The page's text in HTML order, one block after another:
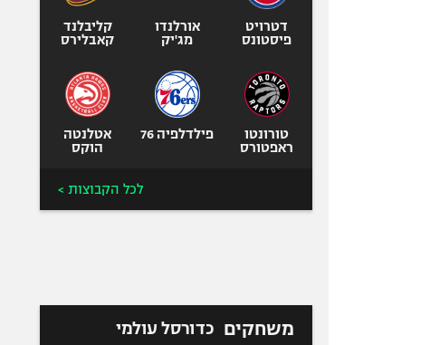
דטרויט
פיסטונס
אורלנדו
מג'יק
קליבלנד
קאבלירס
טורונטו
ראפטורס
פילדלפיה 76
אטלנטה
הוקס
לכל הקבוצות >
משחקים כדורסל עולמי